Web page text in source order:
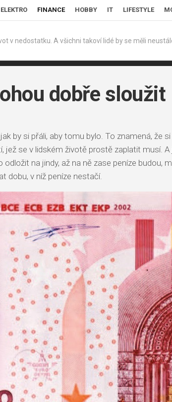
ELEKTRO FINANCE HOBBY IT LIFESTYLE
v nedostatku. A všichni takoví lidé by se měli
dobře sloužit
by si přáli, aby tomu bylo. To znamená,
se v lidském životě prostě zaplatit musí.
odložit na jindy, až na ně zase peníze
dobu, v níž peníze nestačí.